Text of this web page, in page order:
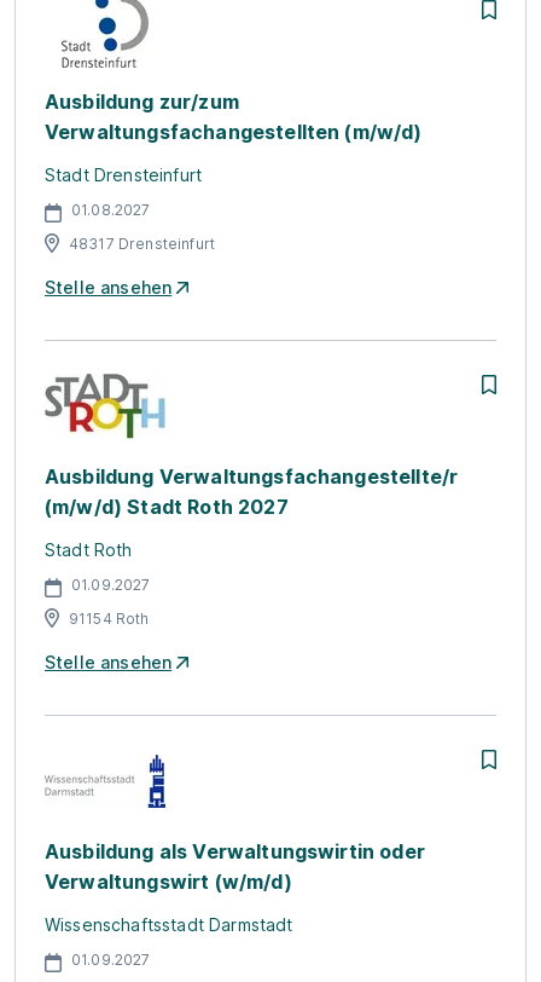
Ausbildung zur/zum
Verwaltungsfachangestellten (m/w/d)
Stadt Drensteinfurt
01.08.2027
48317 Drensteinfurt
Stelle ansehen
Ausbildung Verwaltungsfachangestellte/r
(m/w/d) Stadt Roth 2027
Stadt Roth
01.09.2027
91154 Roth
Stelle ansehen
Ausbildung als Verwaltungswirtin oder
Verwaltungswirt (w/m/d)
Wissenschaftsstadt Darmstadt
01.09.2027